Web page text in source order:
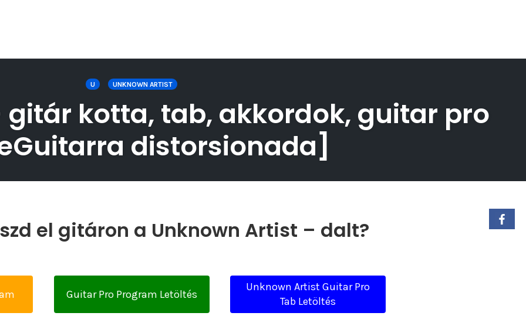
U UNKNOWN ARTIST
gitár kotta, tab, akkordok, guitar pro
distorsionada]
el gitáron a Unknown Artist – dalt?
Guitar Pro Program Letöltés
Unknown Artist Guitar Pro
Tab Letöltés